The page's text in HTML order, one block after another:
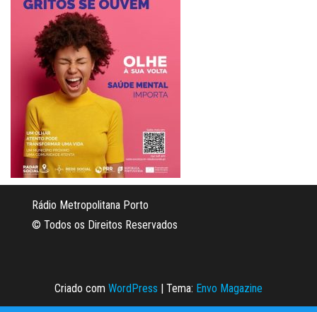
Rádio Metropolitana Porto
© Todos os Direitos Reservados
Criado com WordPress Tema: Envo Magazine